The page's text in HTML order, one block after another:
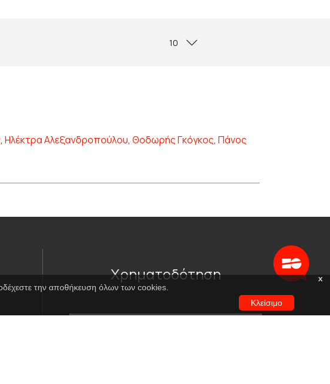
, Ηλέκτρα Αλεξανδροπούλου, Θοδωρής Γκόγκος, Πάνος
x
την αποθήκευση όλων των cookies.
Κλείσιμο
Χρηματοδότηση